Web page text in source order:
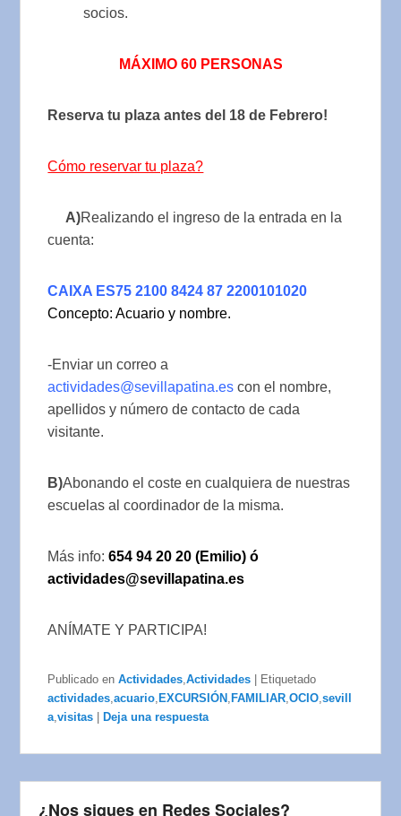
socios.
MÁXIMO 60 PERSONAS
Reserva tu plaza antes del 18 de Febrero!
Cómo reservar tu plaza?
A)Realizando el ingreso de la entrada en la
cuenta:
CAIXA ES75 2100 8424 87 2200101020
Concepto: Acuario y nombre.
-Enviar un correo a
actividades@sevillapatina.es con el nombre,
apellidos y número de contacto de cada
visitante.
B)Abonando el coste en cualquiera de nuestras
escuelas al coordinador de la misma.
Más info:654 94 20 20 (Emilio) ó
actividades@sevillapatina.es
ANÍMATE Y PARTICIPA!
Publicado en Actividades,Actividades
Etiquetado
actividades,acuario, EXCURSIÓN , FAMILIAR,OCIO,sevill
a,visitas Deja una respuesta
¿Nos sigues en Redes Sociales?